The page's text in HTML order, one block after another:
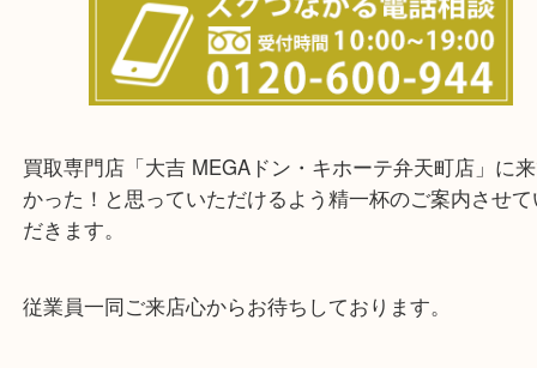
※品数多いとき・外出できないとき・整理目的はま
てほしい時などに便利です。